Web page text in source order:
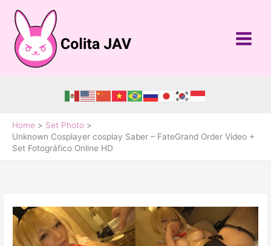
content
Home
Set Photo
Unknown Cosplayer cosplay Saber – FateGrand Order Video +
Set Fotográfico Online HD